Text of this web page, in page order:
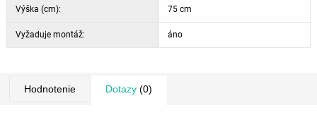
Výška (cm): 75 cm
Vyžaduje montáž: áno
Hodnotenie Dotazy(0)